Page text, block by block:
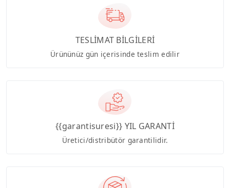
TESLİMAT BİLGİLERİ
Ürününüz gün içerisinde teslim edilir
{{garantisuresi}} YIL GARANTİ
Üretici/distribütör garantilidir.